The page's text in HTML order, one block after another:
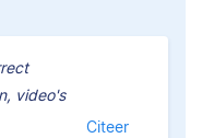
video's
Citeer